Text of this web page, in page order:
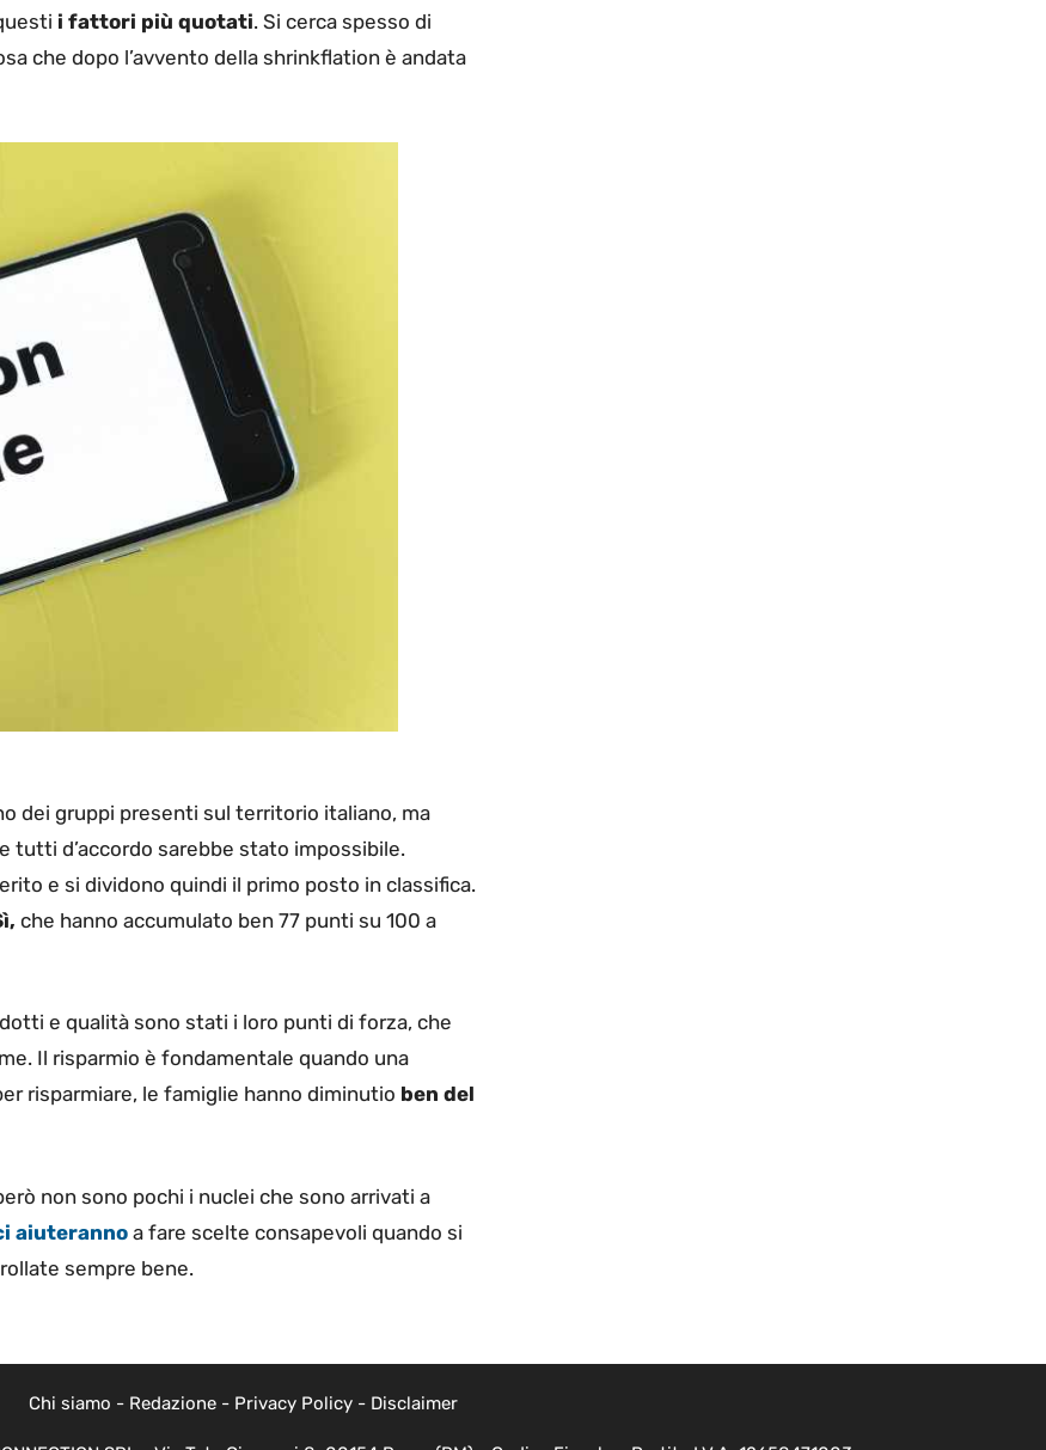
i fattori più quotati. Si cerca spesso di
che dopo l’avvento della shrinkflation è andata
dei gruppi presenti sul territorio italiano, ma
d’accordo sarebbe stato impossibile.
e si dividono quindi il primo posto in classifica.
che hanno accumulato ben 77 punti su 100 a
e qualità sono stati i loro punti di forza, che
Il risparmio è fondamentale quando una
risparmiare, le famiglie hanno diminutio ben del
non sono pochi i nuclei che sono arrivati a
aiuteranno a fare scelte consapevoli quando si
sempre bene.
Chi siamo - Redazione- Privacy Policy- Disclaimer